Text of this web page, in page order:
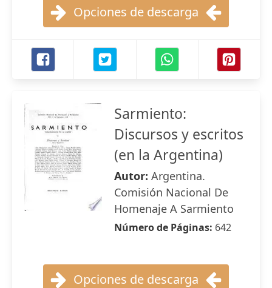
Opciones de descarga
Sarmiento:
Discursos y escritos
(en la Argentina)
Autor: Argentina.
Comisión Nacional De
Homenaje A Sarmiento
Número de Páginas: 642
Opciones de descarga